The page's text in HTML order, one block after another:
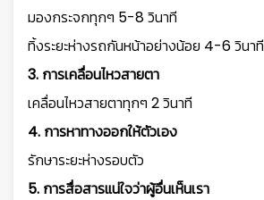
มองกระจกทุกๆ 5-8 วินาที
ทิ้งระยะห่างรถกันหน้าอย่างน้อย 4-6 วินาที
3. การเคลื่อนไหวสายตา
เคลื่อนไหวสายตาทุกๆ 2 วินาที
4. การหาทางออกให้ตัวเอง
รักษาระยะห่างรอบตัว
5. การสื่อสารแน่ใจว่าผู้อื่นเห็นเรา